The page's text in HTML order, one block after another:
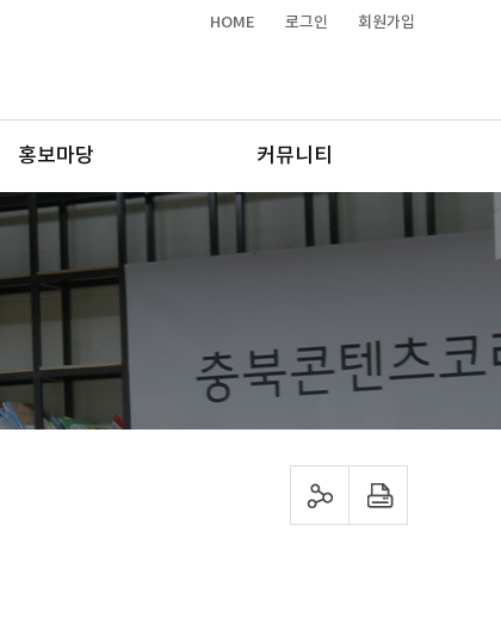
HOME 로그인 회원가입
홍보마당 커뮤니티
sns 공유하기 프린트하기